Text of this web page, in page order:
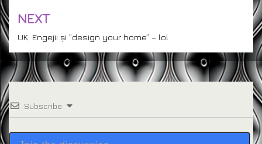
NEXT
UK: Engejii și ”design your home” – lol
Subscribe